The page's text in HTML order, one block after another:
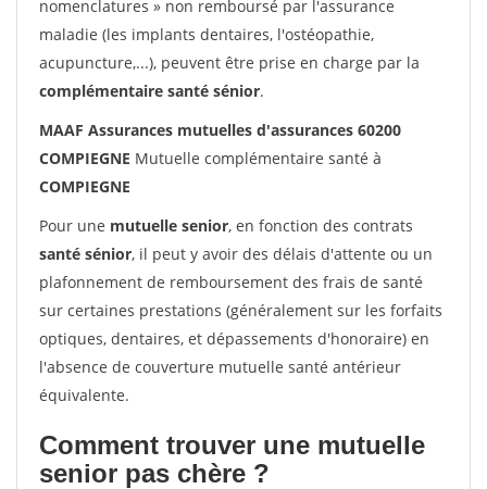
nomenclatures » non remboursé par l'assurance
maladie (les implants dentaires, l'ostéopathie,
acupuncture,...), peuvent être prise en charge par la
complémentaire santé sénior.
MAAF Assurances mutuelles d'assurances 60200
COMPIEGNE Mutuelle complémentaire santé à
COMPIEGNE
Pour une mutuelle senior, en fonction des contrats
santé sénior, il peut y avoir des délais d'attente ou un
plafonnement de remboursement des frais de santé
sur certaines prestations (généralement sur les forfaits
optiques, dentaires, et dépassements d'honoraire) en
l'absence de couverture mutuelle santé antérieur
équivalente.
Comment trouver une mutuelle
senior pas chère ?